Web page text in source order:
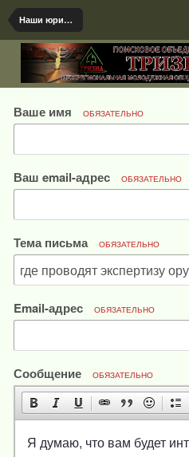
Наши юридические вопросы
Ваше имя ОБЯЗАТЕЛЬНО
Ваш email-адрес ОБЯЗАТЕЛЬНО
Тема письма ОБЯЗАТЕЛЬНО
Email-адрес ОБЯЗАТЕЛЬНО
Сообщение ОБЯЗАТЕЛЬНО
Я думаю, что вам будет